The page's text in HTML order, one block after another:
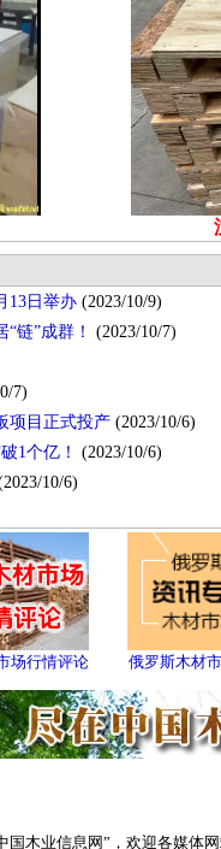
13日举办 (2023/10/9)
链”成群！
(2023/10/7)
7)
项目正式投产 (2023/10/6)
1个亿！
(2023/10/6)
10/6)
场行情评论 俄罗斯木材
国木业信息网”，欢迎各媒体